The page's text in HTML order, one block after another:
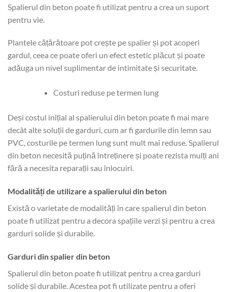
Spalierul din beton poate fi utilizat pentru a crea un suport
pentru vie.
Plantele cățărătoare pot crește pe spalier și pot acoperi
gardul, ceea ce poate oferi un efect estetic plăcut și poate
adăuga un nivel suplimentar de intimitate și securitate.
Costuri reduse pe termen lung
Deși costul inițial al spalierului din beton poate fi mai mare
decât alte soluții de garduri, cum ar fi gardurile din lemn sau
PVC, costurile pe termen lung sunt mult mai reduse. Spalierul
din beton necesită puțină întreținere și poate rezista mulți ani
fără a necesita reparații sau înlocuiri.
Modalități de utilizare a spalierului din beton
Există o varietate de modalități în care spalierul din beton
poate fi utilizat pentru a decora spațiile verzi și pentru a crea
garduri solide și durabile.
Garduri din spalier din beton
Spalierul din beton poate fi utilizat pentru a crea garduri
solide și durabile. Acestea pot fi utilizate pentru a oferi